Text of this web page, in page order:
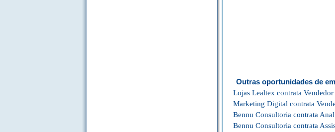
Outras oportunidades de
Lojas Lealtex contrata
Marketing Digital contrata
Bennu Consultoria contrata
Bennu Consultoria contrata